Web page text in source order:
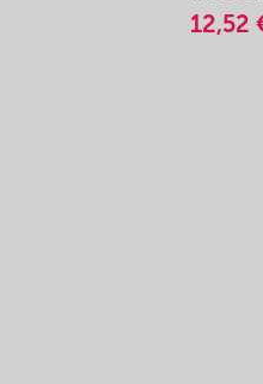
12,52